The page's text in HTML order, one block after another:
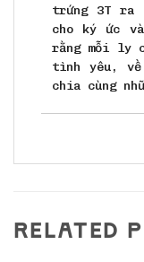
trứng 3T ra
cho ký ức
rằng mỗi ly
tình yêu,
chia cùng
RELATED